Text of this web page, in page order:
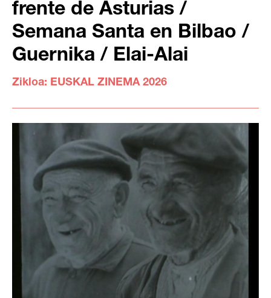
frente de Asturias /
Semana Santa en Bilbao /
Guernika / Elai-Alai
Zikloa: EUSKAL ZINEMA 2026